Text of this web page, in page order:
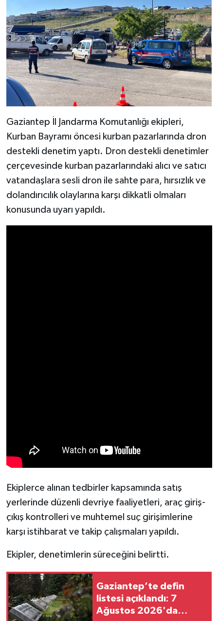
Gaziantep İl Jandarma Komutanlığı ekipleri,
Kurban Bayramı öncesi kurban pazarlarında dron
destekli denetim yaptı. Dron destekli denetimler
çerçevesinde kurban pazarlarındaki alıcı ve satıcı
vatandaşlara sesli dron ile sahte para, hırsızlık ve
dolandırıcılık olaylarına karşı dikkatli olmaları
konusunda uyarı yapıldı.
Ekiplerce alınan tedbirler kapsamında satış
yerlerinde düzenli devriye faaliyetleri, araç giriş-
çıkış kontrolleri ve muhtemel suç girişimlerine
karşı istihbarat ve takip çalışmaları yapıldı.
Ekipler, denetimlerin süreceğini belirtti.
Gaziantep’te defin
listesi açıklandı: 7
Ağustos 2026'da
Yaşam
Yeme-İçme
Yemek